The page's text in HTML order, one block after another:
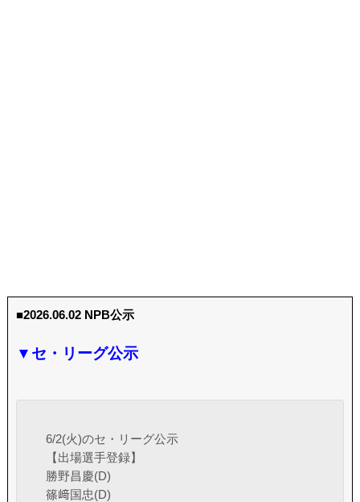
■2026.06.02 NPB公示
▼セ・リーグ公示
6/2(火)のセ・リーグ公示
【出場選手登録】
勝野昌慶(D)
篠﨑国忠(D)